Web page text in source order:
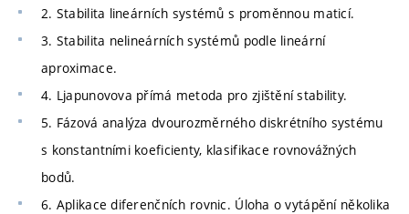
2. Stabilita lineárních systémů s proměnnou maticí.
3. Stabilita nelineárních systémů podle lineární
aproximace.
4. Ljapunovova přímá metoda pro zjištění stability.
5. Fázová analýza dvourozměrného diskrétního systému
s konstantními koeficienty, klasifikace rovnovážných
bodů.
6. Aplikace diferenčních rovnic. Úloha o vytápění několika